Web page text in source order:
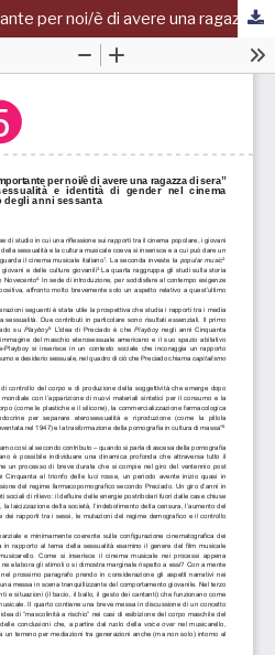
“Il problema più importante per noi/è di avere una ragazza di sera”. Percorsi della sessualità e identità di gender nel cinema musicale italiano degli anni Sessanta